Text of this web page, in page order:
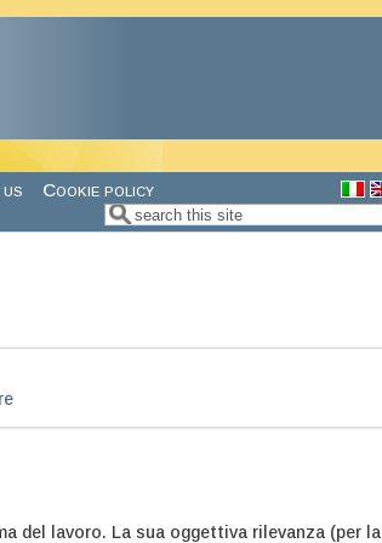
Cookie policy
Search form
Search
del lavoro. La sua oggettiva rilevanza (per la